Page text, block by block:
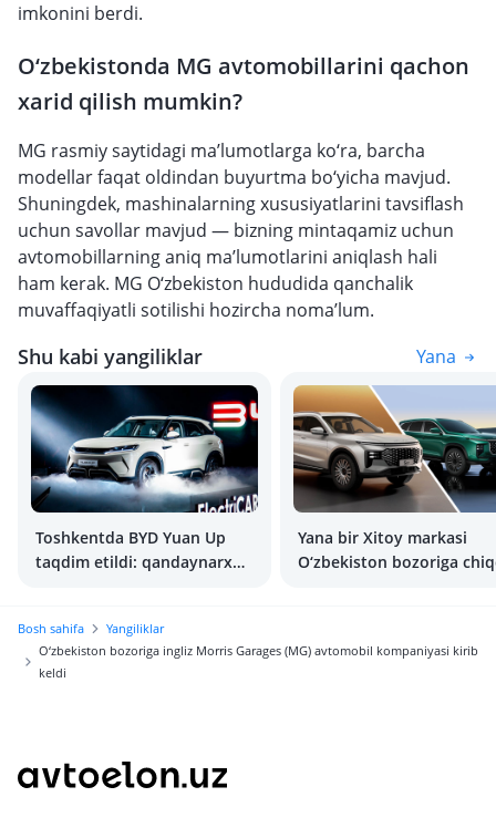
imkonini berdi.
O‘zbekistonda MG avtomobillarini qachon
xarid qilish mumkin?
MG rasmiy saytidagi ma’lumotlarga ko‘ra, barcha
modellar faqat oldindan buyurtma bo‘yicha mavjud.
Shuningdek, mashinalarning xususiyatlarini tavsiflash
uchun savollar mavjud — bizning mintaqamiz uchun
avtomobillarning aniq ma’lumotlarini aniqlash hali
ham kerak. MG O‘zbekiston hududida qanchalik
muvaffaqiyatli sotilishi hozircha noma’lum.
Shu kabi yangiliklar Yana
Toshkentda BYD Yuan Up
taqdim etildi: qandaynarxda
Yana bir Xitoy markasi
O‘zbekiston bozoriga
Bosh sahifa
Yangiliklar
O‘zbekiston bozoriga ingliz Morris Garages (MG) avtomobil kompaniyasi kirib
keldi